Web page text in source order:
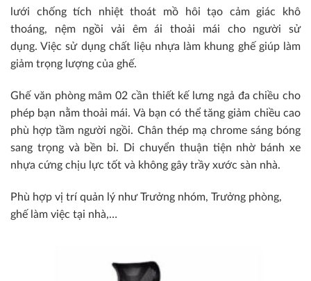
lưới chống tích nhiệt thoát mồ hôi tạo cảm giác khô
thoáng, nệm ngồi vải êm ái thoải mái cho người sử
dụng. Việc sử dụng chất liệu nhựa làm khung ghế giúp làm
giảm trọng lượng của ghế.
Ghế văn phòng mâm 02 cần thiết kế lưng ngả đa chiều cho
phép bạn nằm thoải mái. Và bạn có thể tăng giảm chiều cao
phù hợp tầm người ngồi. Chân thép mạ chrome sáng bóng
sang trọng và bền bỉ. Di chuyển thuận tiện nhờ bánh xe
nhựa cứng chịu lực tốt và không gây trầy xước sàn nhà.
Phù hợp vị trí quản lý như Trưởng nhóm, Trưởng phòng,
ghế làm việc tại nhà,…